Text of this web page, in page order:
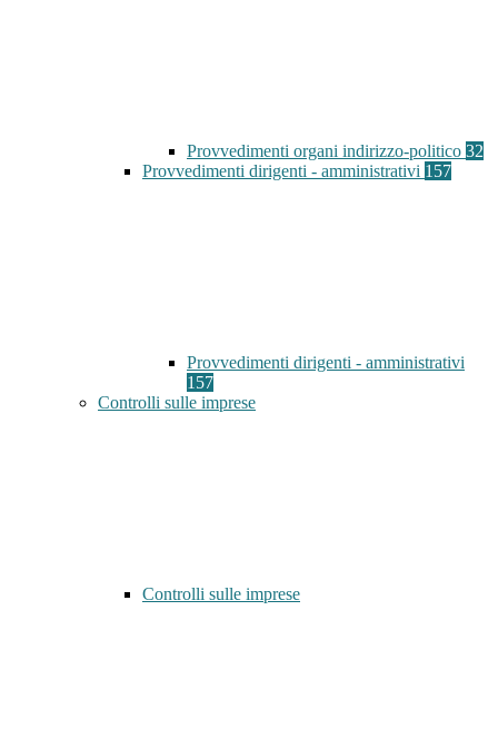
Provvedimenti organi indirizzo-politico 32
Provvedimenti dirigenti - amministrativi 157
Provvedimenti dirigenti - amministrativi
157
Controlli sulle imprese
Controlli sulle imprese